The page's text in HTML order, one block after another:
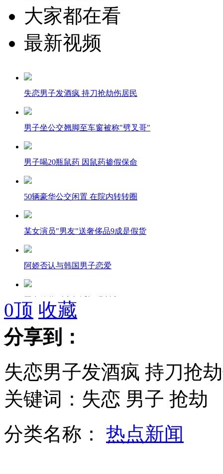
大家都在看
最新视频
失恋男子发酒疯 持刀抢劫伤居民
男子坐公交翘脚至车窗被称"劈叉哥"
男子喝20瓶鼠药 因鼠药掺假保命
50辆豪华公交闲置 在院内转转圈
某女演员"男友"送奢侈品9成是假货
阿娇否认与韩国男子恋爱
网友效仿《少年派》玩创意
男子捡失物归还 失主冷眼相对
研究称光头更有影响力
众"神奇座驾"现身波兰汽车展
山西运城恶犬咬伤多人 警民合力深夜将其击毙
0顶 收藏
分享到：
失恋男子发酒疯 持刀抢
关键词：失恋 男子 抢劫
分类名称： 热点新闻